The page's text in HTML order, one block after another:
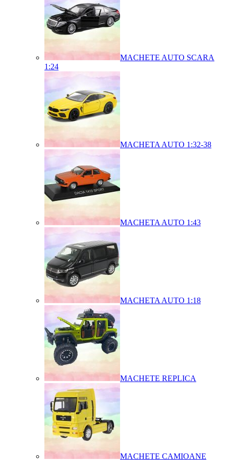
MACHETE AUTO SCARA
1:24
MACHETA AUTO 1:32-38
MACHETA AUTO 1:43
MACHETA AUTO 1:18
MACHETE REPLICA
MACHETE CAMIOANE